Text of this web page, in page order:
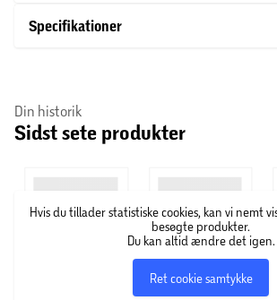
ekstra. Brug den som flot blikfang alene
Specifikationer
Din historik
Sidst sete produkter
Hvis du tillader statistiske cookies, kan vi nemt
besøgte produkter.
Du kan altid ændre det igen.
Ret cookie samtykke